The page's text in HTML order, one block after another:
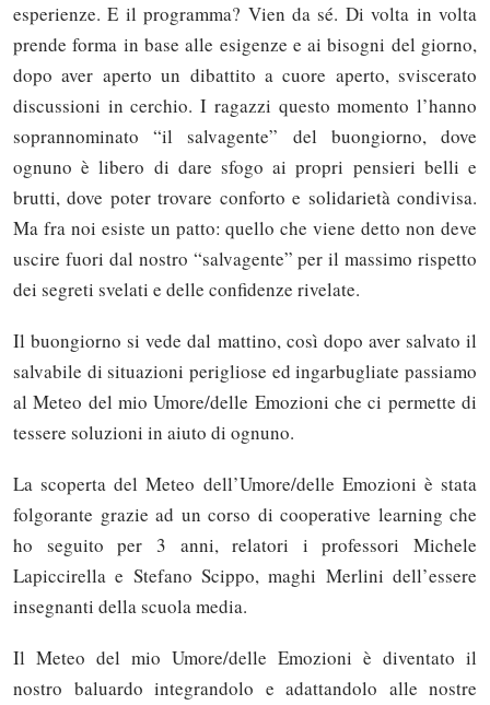
esperienze. E il programma? Vien da sé. Di volta in volta
prende forma in base alle esigenze e ai bisogni del giorno,
dopo aver aperto un dibattito a cuore aperto, sviscerato
discussioni in cerchio. I ragazzi questo momento l’hanno
soprannominato “il salvagente” del buongiorno, dove
ognuno è libero di dare sfogo ai propri pensieri belli e
brutti, dove poter trovare conforto e solidarietà condivisa.
Ma fra noi esiste un patto: quello che viene detto non deve
uscire fuori dal nostro “salvagente” per il massimo rispetto
dei segreti svelati e delle confidenze rivelate.
Il buongiorno si vede dal mattino, così dopo aver salvato il
salvabile di situazioni perigliose ed ingarbugliate passiamo
al Meteo del mio Umore/delle Emozioni che ci permette di
tessere soluzioni in aiuto di ognuno.
La scoperta del Meteo dell’Umore/delle Emozioni è stata
folgorante grazie ad un corso di cooperative learning che
ho seguito per 3 anni, relatori i professori Michele
Lapiccirella e Stefano Scippo, maghi Merlini dell’essere
insegnanti della scuola media.
Il Meteo del mio Umore/delle Emozioni è diventato il
nostro baluardo integrandolo e adattandolo alle nostre